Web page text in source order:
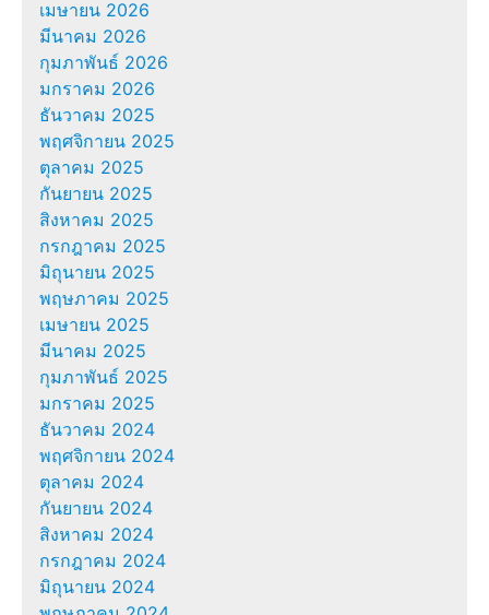
เมษายน 2026
มีนาคม 2026
กุมภาพันธ์ 2026
มกราคม 2026
ธันวาคม 2025
พฤศจิกายน 2025
ตุลาคม 2025
กันยายน 2025
สิงหาคม 2025
กรกฎาคม 2025
มิถุนายน 2025
พฤษภาคม 2025
เมษายน 2025
มีนาคม 2025
กุมภาพันธ์ 2025
มกราคม 2025
ธันวาคม 2024
พฤศจิกายน 2024
ตุลาคม 2024
กันยายน 2024
สิงหาคม 2024
กรกฎาคม 2024
มิถุนายน 2024